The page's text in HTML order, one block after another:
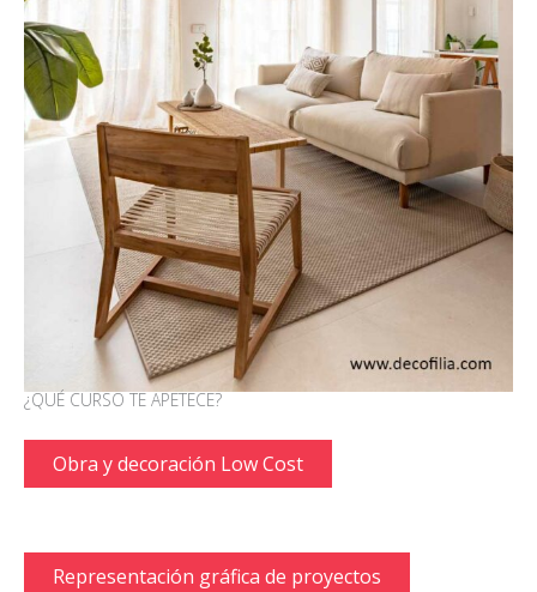
¿QUÉ CURSO TE APETECE?
Obra y decoración Low Cost
Representación gráfica de proyectos